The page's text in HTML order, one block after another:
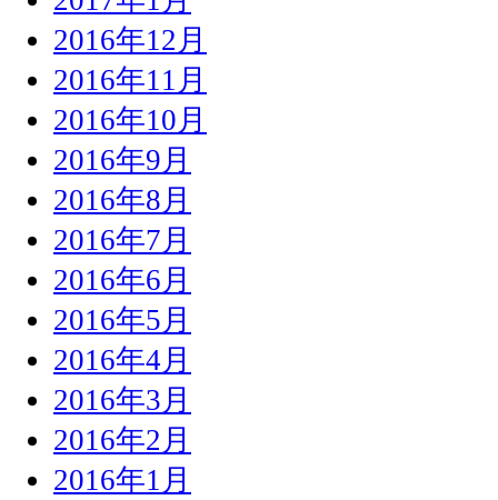
2016年12月
2016年11月
2016年10月
2016年9月
2016年8月
2016年7月
2016年6月
2016年5月
2016年4月
2016年3月
2016年2月
2016年1月